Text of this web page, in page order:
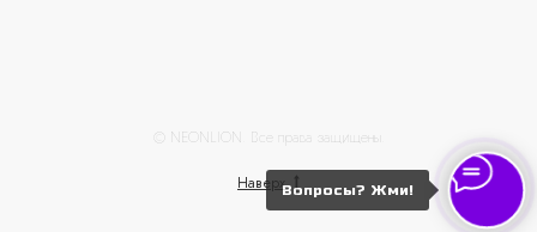
© NEONLION. Все права защищены.
НаверхВопросы? Жми!